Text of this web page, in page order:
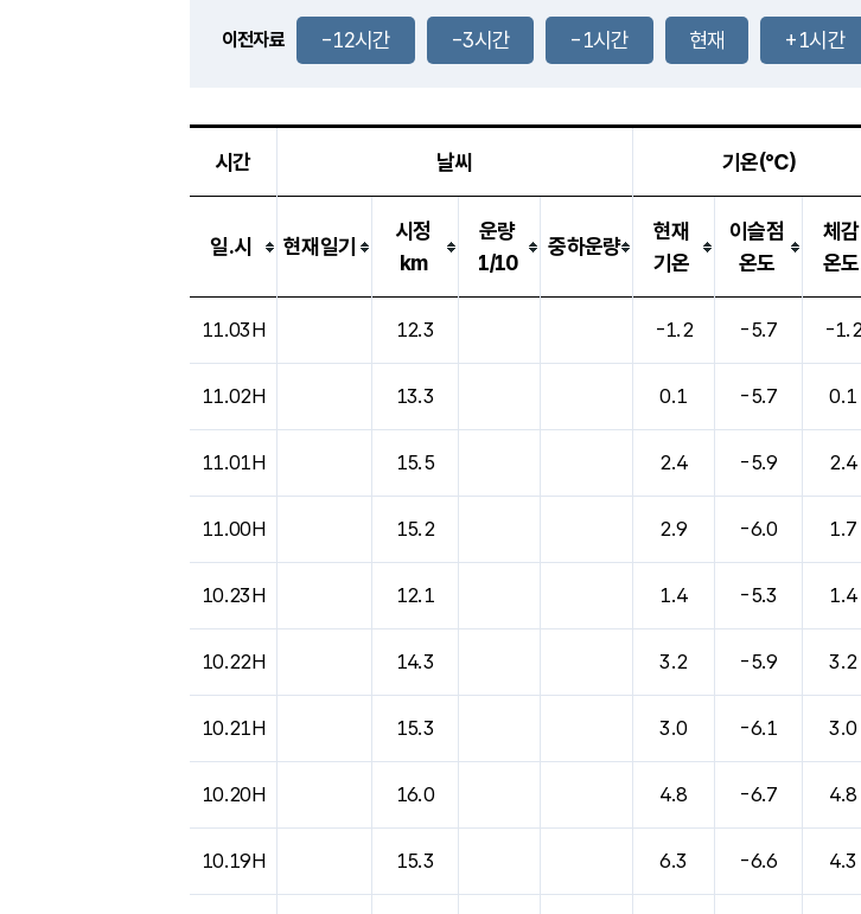
1.0m/s
35.1
℃
-
-mm
이전자료 -12시간 -3시간 -1시간 현재 +1시간
시간 날씨 기온(℃)
일.시 현재일기
시정
km
운량
1/10
중하운량
현재
기온
이슬점
온도
체감
온도
11.03H 12.3 -1.2 -5.7 -
11.02H 13.3 0.1 -5.7 0.1
11.01H 15.5 2.4 -5.9 2.4
11.00H 15.2 2.9 -6.0 1.7
10.23H 12.1 1.4 -5.3 1.4
10.22H 14.3 3.2 -5.9 3.2
10.21H 15.3 3.0 -6.1 3.0
10.20H 16.0 4.8 -6.7 4.8
10.19H 15.3 6.3 -6.6 4.3